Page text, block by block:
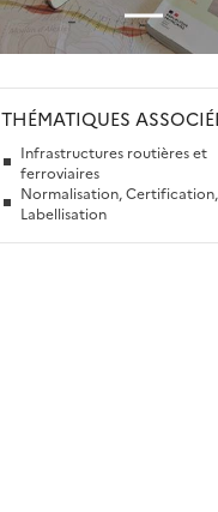
THÉMATIQUES
Infrastructures routières et
ferroviaires
Normalisation, Certification,
Labellisation